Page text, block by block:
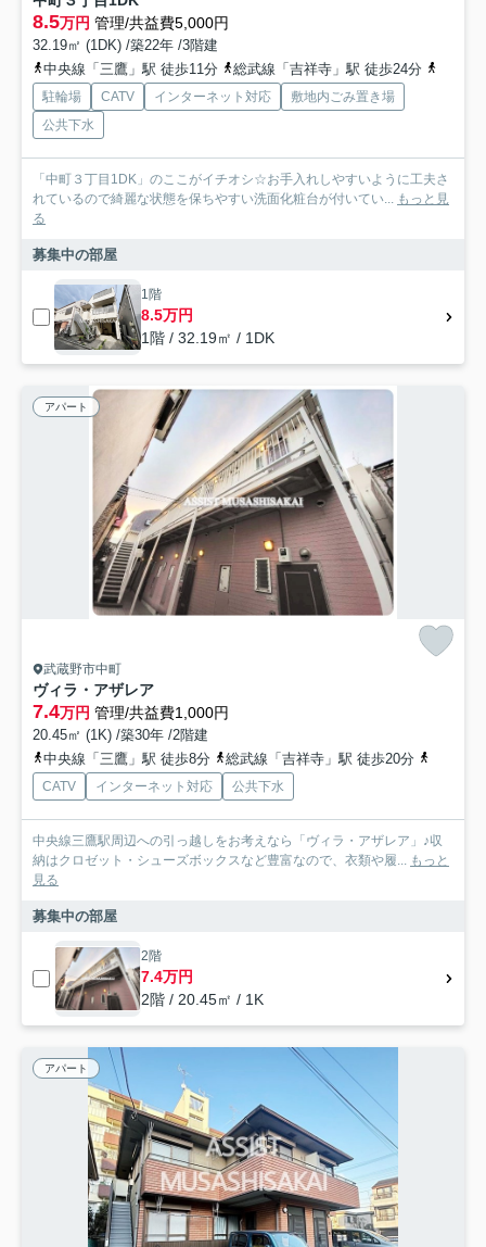
8.5万円 管理/共益費5,000円
32.19㎡ (1DK) /築22年 /3階建
中央線「三鷹」駅 徒歩11分
総武線「吉祥寺」駅 徒歩24分
駐輪場 CATV インターネット対応
敷地内ごみ置き場
公共下水
「中町３丁目1DK」のここがイチオシ☆お手入れしやすいように工夫さ
れているので綺麗な状態を保ちやすい洗面化粧台が付いてい... もっと見
る
募集中の部屋
1階
8.5万円
1階 / 32.19㎡ / 1DK
アパート
武蔵野市中町
ヴィラ・アザレア
7.4万円 管理/共益費1,000円
20.45㎡ (1K) /築30年 /2階建
中央線「三鷹」駅 徒歩8分
総武線「吉祥寺」駅 徒歩20分
CATV インターネット対応 公共下水
中央線三鷹駅周辺への引っ越しをお考えなら「ヴィラ・アザレア」♪収
納はクロゼット・シューズボックスなど豊富なので、衣類や履... もっと
見る
募集中の部屋
2階
7.4万円
2階 / 20.45㎡ / 1K
アパート